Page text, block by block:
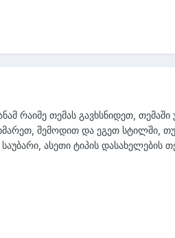
რაიმე თემას გავხსნიდეთ, თემაში
შემოდით და ეგეთ სტილში,
ასეთი ტიპის დასახელების